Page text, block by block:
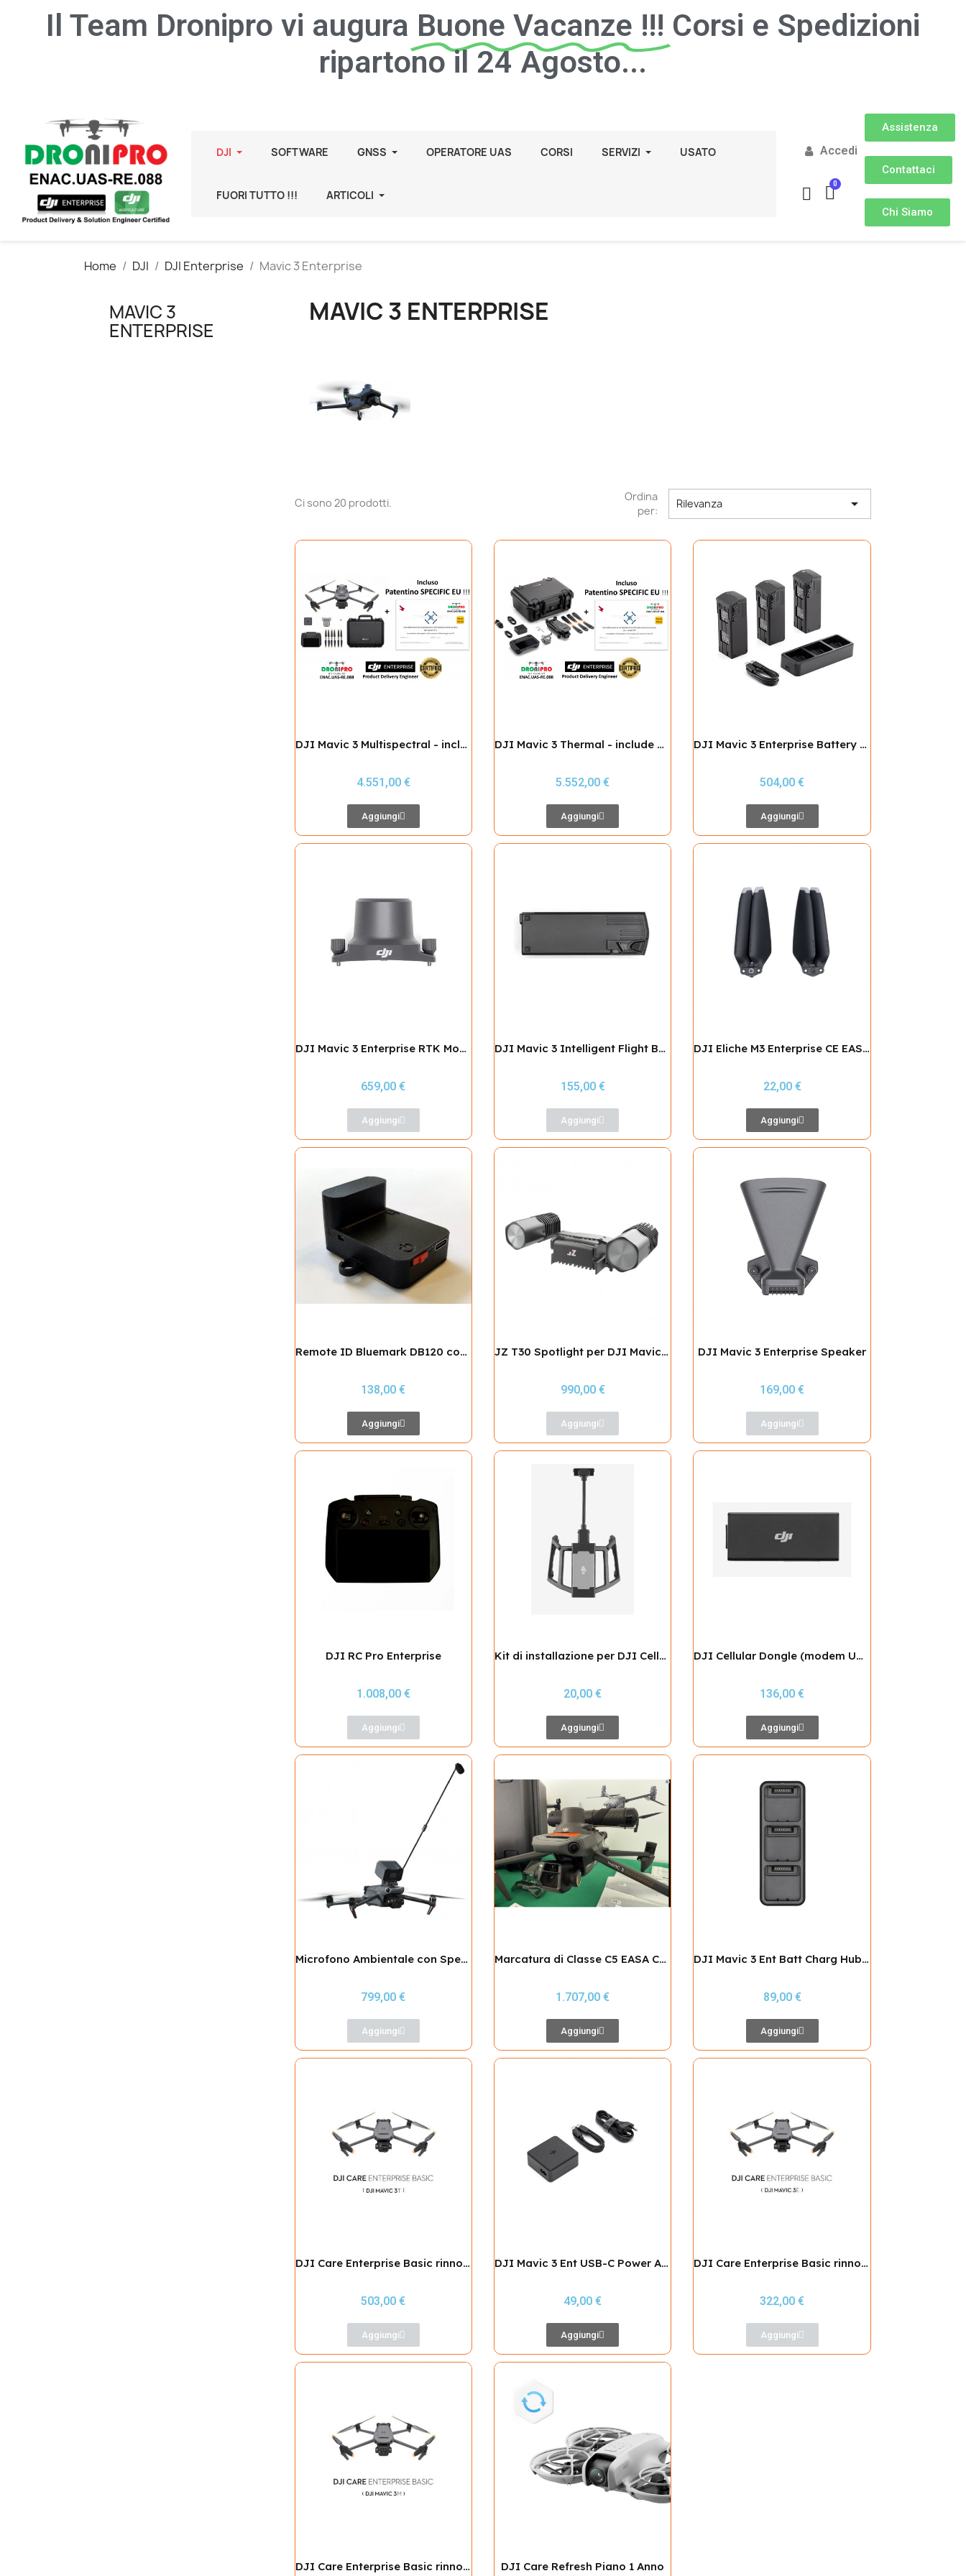
Il Team Dronipro vi augura Buone Vacanze !!! Corsi e Spedizioni
ripartono il 24 Agosto...
DJI SOFTWARE GNSS OPERATORE UAS CORSI SERVIZI USATO
FUORI TUTTO !!! ARTICOLI
Accedi
Assistenza
Contattaci
Chi Siamo
Home DJI DJI Enterprise Mavic 3 Enterprise
MAVIC 3
ENTERPRISE
MAVIC 3 ENTERPRISE
Ci sono 20 prodotti.
Ordina
per:
Rilevanza 
DJI Mavic 3 Multispectral - include Patentino SPECIFIC
4.551,00 €
Aggiungi
DJI Mavic 3 Thermal - include Patentino SPECIFIC
5.552,00 €
Aggiungi
DJI Mavic 3 Enterprise Battery Kit
504,00 €
Aggiungi
DJI Mavic 3 Enterprise RTK Module
659,00 €
Aggiungi
DJI Mavic 3 Intelligent Flight Battery
155,00 €
Aggiungi
DJI Eliche M3 Enterprise CE EASA Low Noise
22,00 €
Aggiungi
Remote ID Bluemark DB120 con batteria
138,00 €
Aggiungi
JZ T30 Spotlight per DJI Mavic 3 Enterprise
990,00 €
Aggiungi
DJI Mavic 3 Enterprise Speaker
169,00 €
Aggiungi
DJI RC Pro Enterprise
1.008,00 €
Aggiungi
Kit di installazione per DJI Cellular Dongle (DJI Mavic serie 3)
20,00 €
Aggiungi
DJI Cellular Dongle (modem USB LTE) per serie Mavic 3
136,00 €
Aggiungi
Microfono Ambientale con Speaker 120dB/150mt per DJI Mavic 3 Enterprise
799,00 €
Aggiungi
Marcatura di Classe C5 EASA Conforme al MOC-M2 / MOC-2511 per DJI Mavic 3 Enterprise (3E/3T/3M) / Pro / Pro Cine
1.707,00 €
Aggiungi
DJI Mavic 3 Ent Batt Charg Hub(100W)
89,00 €
Aggiungi
DJI Care Enterprise Basic rinnovata (Mavic 3T)
503,00 €
Aggiungi
DJI Mavic 3 Ent USB-C Power Adp(100W)
49,00 €
Aggiungi
DJI Care Enterprise Basic rinnovata (Mavic 3E)
322,00 €
Aggiungi
DJI Care Enterprise Basic rinnovata (Mavic 3M) DJI Care Refresh Piano 1 Anno